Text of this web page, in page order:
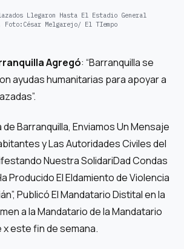
Llegaron Hasta El Estadio General
Foto: César Melgarejo/ El TIempo
Agregó: “Barranquilla se
ayudas humanitarias para apoyar a
de Barranquilla, Enviamos Un Mensaje
y Las Autoridades Civiles del
Nuestra SolidariDad Condas
Producido El Eldamiento de Violencia
Publicó El Mandatario Distital en la
a la Mandatario de la Mandatario
x este fin de semana.